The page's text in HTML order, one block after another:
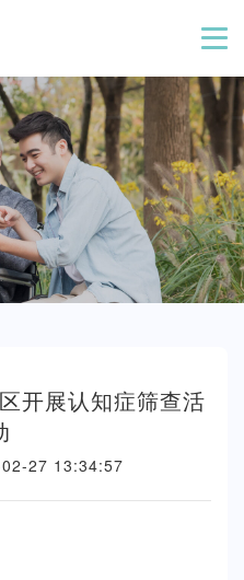
开展认知症筛查活
27 13:34:57